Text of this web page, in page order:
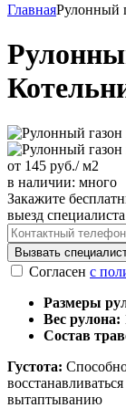
ГлавнаяРулонный
от 145 руб./ м2
в наличии: много
Закажите
выезд специалиста
Вызвать
Согласен c
Размеры
Вес рулона:
Состав
Густота:
вытаптыванию